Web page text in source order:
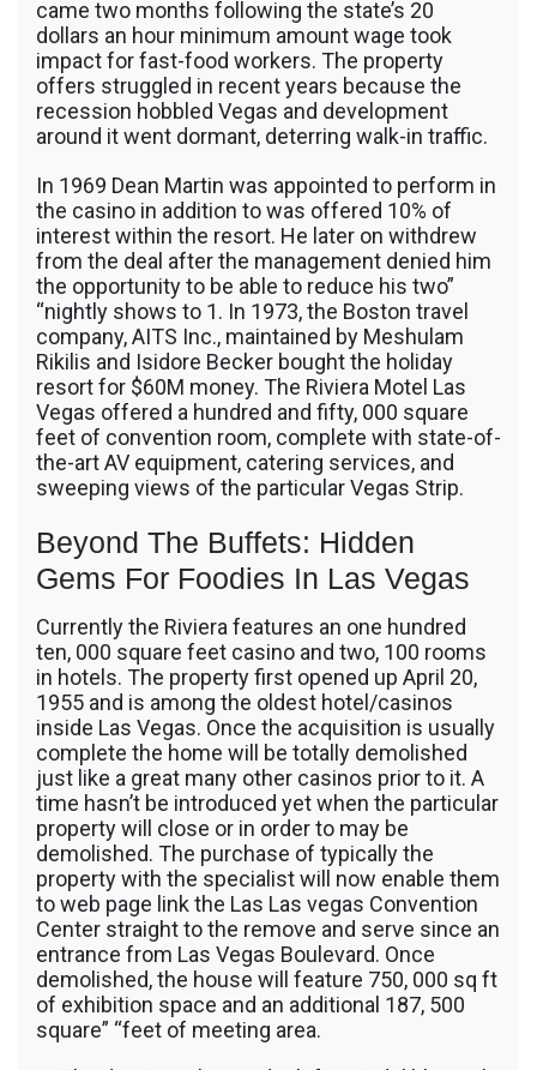
came two months following the state’s 20
dollars an hour minimum amount wage took
impact for fast-food workers. The property
offers struggled in recent years because the
recession hobbled Vegas and development
around it went dormant, deterring walk-in traffic.
In 1969 Dean Martin was appointed to perform in
the casino in addition to was offered 10% of
interest within the resort. He later on withdrew
from the deal after the management denied him
the opportunity to be able to reduce his two”
“nightly shows to 1. In 1973, the Boston travel
company, AITS Inc., maintained by Meshulam
Rikilis and Isidore Becker bought the holiday
resort for $60M money. The Riviera Motel Las
Vegas offered a hundred and fifty, 000 square
feet of convention room, complete with state-of-
the-art AV equipment, catering services, and
sweeping views of the particular Vegas Strip.
Beyond The Buffets: Hidden
Gems For Foodies In Las Vegas
Currently the Riviera features an one hundred
ten, 000 square feet casino and two, 100 rooms
in hotels. The property first opened up April 20,
1955 and is among the oldest hotel/casinos
inside Las Vegas. Once the acquisition is usually
complete the home will be totally demolished
just like a great many other casinos prior to it. A
time hasn’t be introduced yet when the particular
property will close or in order to may be
demolished. The purchase of typically the
property with the specialist will now enable them
to web page link the Las Las vegas Convention
Center straight to the remove and serve since an
entrance from Las Vegas Boulevard. Once
demolished, the house will feature 750, 000 sq ft
of exhibition space and an additional 187, 500
square” “feet of meeting area.